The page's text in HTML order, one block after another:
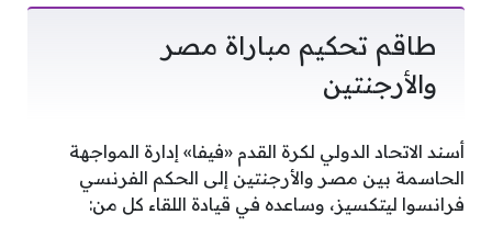
طاقم تحكيم مباراة مصر
والأرجنتين
أسند الاتحاد الدولي لكرة القدم «فيفا» إدارة المواجهة
الحاسمة بين مصر والأرجنتين إلى الحكم الفرنسي
فرانسوا ليتكسيز، وساعده في قيادة اللقاء كل من: